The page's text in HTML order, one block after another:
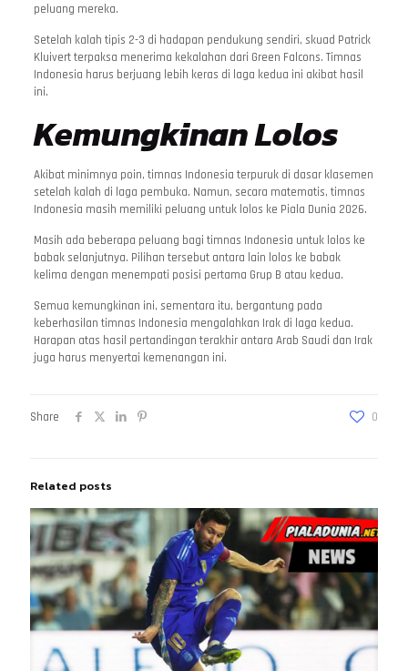
peluang mereka.
Setelah kalah tipis 2-3 di hadapan pendukung sendiri, skuad Patrick
Kluivert terpaksa menerima kekalahan dari Green Falcons. Timnas
Indonesia harus berjuang lebih keras di laga kedua ini akibat hasil
ini.
Kemungkinan Lolos
Akibat minimnya poin, timnas Indonesia terpuruk di dasar klasemen
setelah kalah di laga pembuka. Namun, secara matematis, timnas
Indonesia masih memiliki peluang untuk lolos ke Piala Dunia 2026.
Masih ada beberapa peluang bagi timnas Indonesia untuk lolos ke
babak selanjutnya. Pilihan tersebut antara lain lolos ke babak
kelima dengan menempati posisi pertama Grup B atau kedua.
Semua kemungkinan ini, sementara itu, bergantung pada
keberhasilan timnas Indonesia mengalahkan Irak di laga kedua.
Harapan atas hasil pertandingan terakhir antara Arab Saudi dan Irak
juga harus menyertai kemenangan ini.
Share 0
Related posts